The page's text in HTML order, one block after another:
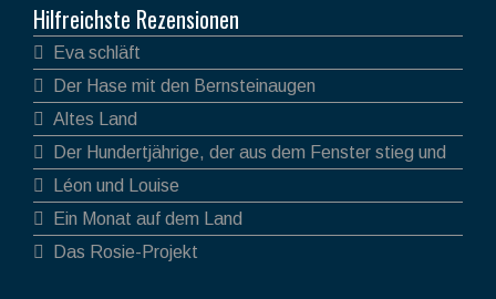
Hilfreichste Rezensionen
Eva schläft
Der Hase mit den Bernsteinaugen
Altes Land
Der Hundertjährige, der aus dem Fenster stieg und
verschwand
Léon und Louise
Ein Monat auf dem Land
Das Rosie-Projekt